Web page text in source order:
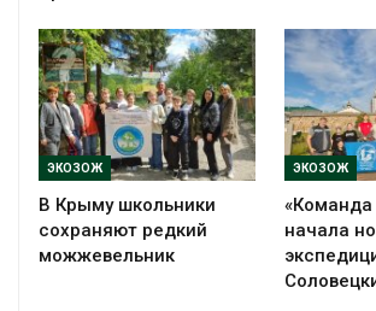
ЭКОЗОЖ
В Крыму школьники
сохраняют редкий
можжевельник
ЭКОЗОЖ
«Команда
начала